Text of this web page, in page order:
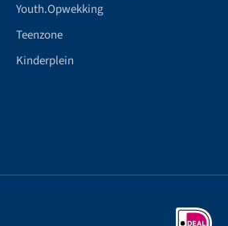
Youth.Opwekking
Teenzone
Kinderplein